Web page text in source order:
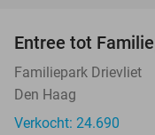
Entree tot
Familiepark Drievliet
Den Haag
Verkocht: 24.690